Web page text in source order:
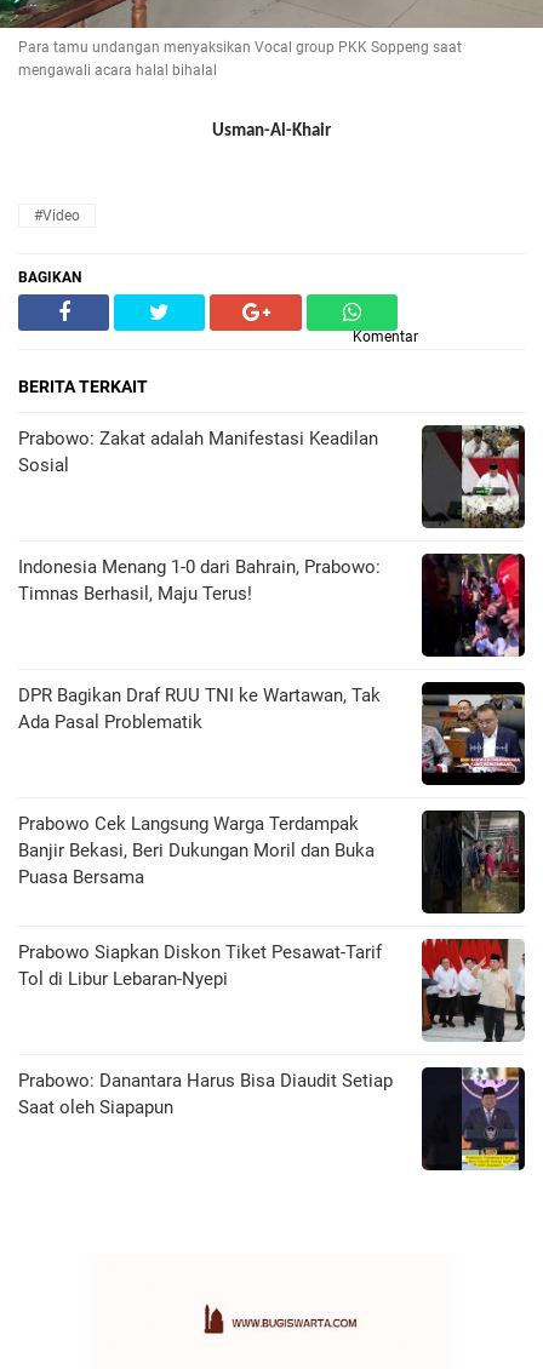
Para tamu undangan menyaksikan Vocal group PKK Soppeng saat
mengawali acara halal bihalal
Usman-Al-Khair
#Video
BAGIKAN
Komentar
BERITA TERKAIT
Prabowo: Zakat adalah Manifestasi Keadilan
Sosial
Indonesia Menang 1-0 dari Bahrain, Prabowo:
Timnas Berhasil, Maju Terus!
DPR Bagikan Draf RUU TNI ke Wartawan, Tak
Ada Pasal Problematik
Prabowo Cek Langsung Warga Terdampak
Banjir Bekasi, Beri Dukungan Moril dan Buka
Puasa Bersama
Prabowo Siapkan Diskon Tiket Pesawat-Tarif
Tol di Libur Lebaran-Nyepi
Prabowo: Danantara Harus Bisa Diaudit Setiap
Saat oleh Siapapun